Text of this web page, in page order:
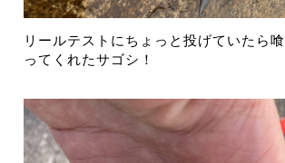
リールテストにちょっと投げていたら喰
ってくれたサゴシ！